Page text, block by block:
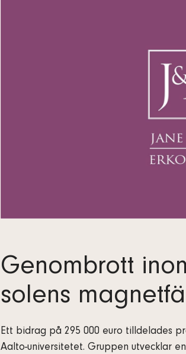
Genombrott
solens
Ett bidrag på 295 000 euro tilldelades
Aalto-universitetet. Gruppen utvecklar